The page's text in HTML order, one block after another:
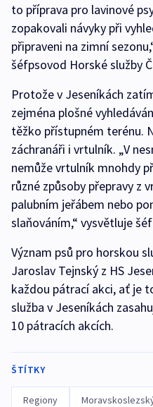
to příprava pro lavinové
zopakovali návyky při
připraveni na zimní
šéfpsovod Horské služby
Protože v Jeseníkách
zejména plošné
těžko přístupném terénu.
záchranáři i vrtulník. „V
nemůže vrtulník mnohdy
různé způsoby přepravy z
palubním jeřábem nebo
slaňováním,“ vysvětluje
Význam psů pro horskou
Jaroslav Tejnský z HS
každou pátrací akci, ať je
služba v Jeseníkách
10 pátracích akcích.
ŠTÍTKY
Regiony